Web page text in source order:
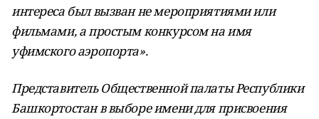
интереса был вызван не мероприятиями или
фильмами, а простым конкурсом на имя
уфимского аэропорта».
Представитель Общественной палаты Республики
Башкортостан в выборе имени для присвоения